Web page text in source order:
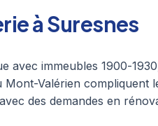
à Suresnes
avec immeubles 1900-
Valérien
des demandes en